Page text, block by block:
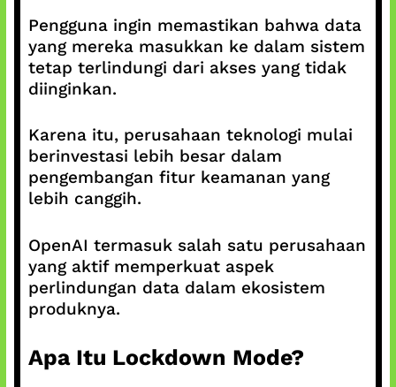
Pengguna ingin memastikan bahwa data
yang mereka masukkan ke dalam sistem
tetap terlindungi dari akses yang tidak
diinginkan.
Karena itu, perusahaan teknologi mulai
berinvestasi lebih besar dalam
pengembangan fitur keamanan yang
lebih canggih.
OpenAI termasuk salah satu perusahaan
yang aktif memperkuat aspek
perlindungan data dalam ekosistem
produknya.
Apa Itu Lockdown Mode?